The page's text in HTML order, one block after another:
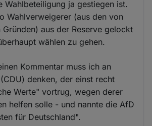
Wahlbeteiligung ja gestiegen ist.
Wahlverweigerer (aus den von
aus der Reserve gelockt
wählen zu gehen.
Kommentar muss ich an
denken, der einst recht
Werte" vortrug, wegen derer
helfen solle - und nannte die AfD
für Deutschland".